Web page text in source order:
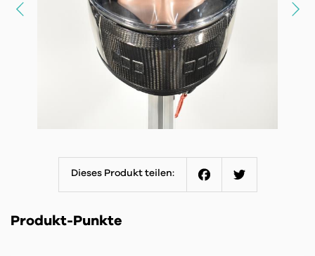
Dieses Produkt teilen:
Produkt-Punkte